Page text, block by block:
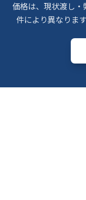
価格は、現状渡し
件により異なりま